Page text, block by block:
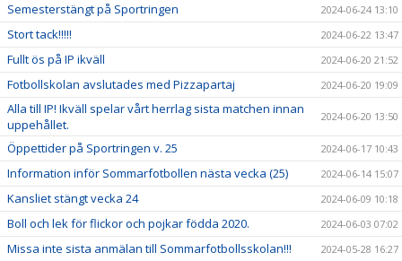
Semesterstängt på Sportringen 2024-06-24 13:10
Stort tack!!!!! 2024-06-22 13:47
Fullt ös på IP ikväll 2024-06-20 21:52
Fotbollskolan avslutades med Pizzapartaj 2024-06-20 19:09
Alla till IP! Ikväll spelar vårt herrlag sista matchen innan
uppehållet.
2024-06-20 13:50
Öppettider på Sportringen v. 25 2024-06-17 10:43
Information inför Sommarfotbollen nästa vecka (25) 2024-06-14 15:07
Kansliet stängt vecka 24 2024-06-09 10:18
Boll och lek för flickor och pojkar födda 2020. 2024-06-03 07:02
Missa inte sista anmälan till Sommarfotbollsskolan!!! 2024-05-28 16:27